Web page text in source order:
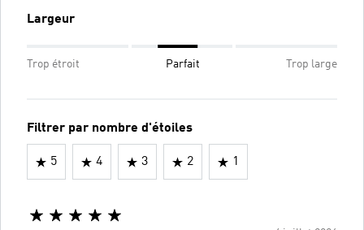
Largeur
Trop étroit Parfait Trop large
Filtrer par nombre d'étoiles
5 4 3 2 1